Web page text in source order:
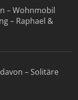
– Wohnmobil
– Raphael &
– Solitäre